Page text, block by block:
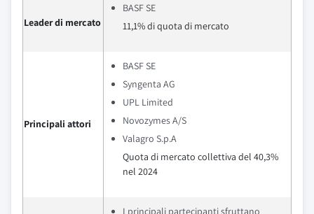
Leader di mercato
BASF SE
11,1% di quota di mercato
Principali attori
BASF SE
Syngenta AG
UPL Limited
Novozymes A/S
Valagro S.p.A
Quota di mercato collettiva del 40,3%
nel 2024
I principali partecipanti sfruttano